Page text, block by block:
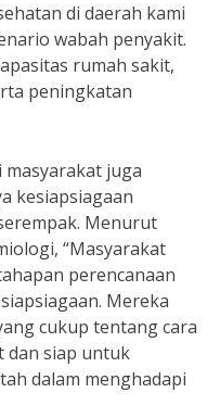
di daerah kami
wabah penyakit.
rumah sakit,
peningkatan
juga
kesiapsiagaan
Menurut
“Masyarakat
perencanaan
Mereka
cukup tentang cara
dan siap untuk
dalam menghadapi